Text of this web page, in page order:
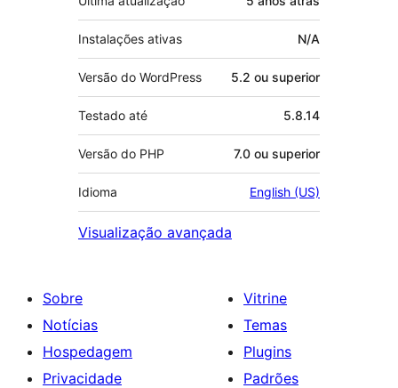
Instalações ativas N/A
Versão do WordPress 5.2 ou superior
Testado até 5.8.14
Versão do PHP 7.0 ou superior
Idioma English (US)
Visualização avançada
Sobre
Notícias
Hospedagem
Privacidade
Vitrine
Temas
Plugins
Padrões